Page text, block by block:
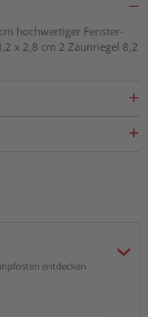
hochwertiger Fenster-
x 2,8 cm 2 Zaunriegel 8,2
entdecken